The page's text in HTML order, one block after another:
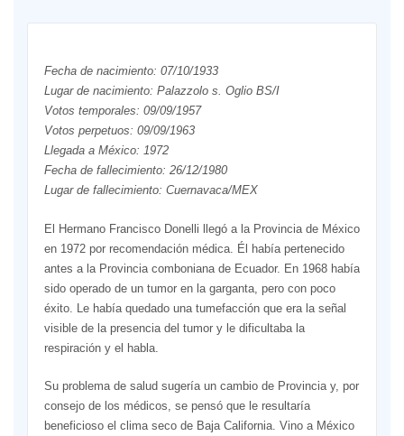
Fecha de nacimiento: 07/10/1933
Lugar de nacimiento: Palazzolo s. Oglio BS/I
Votos temporales: 09/09/1957
Votos perpetuos: 09/09/1963
Llegada a México: 1972
Fecha de fallecimiento: 26/12/1980
Lugar de fallecimiento: Cuernavaca/MEX
El Hermano Francisco Donelli llegó a la Provincia de México
en 1972 por recomendación médica. Él había pertenecido
antes a la Provincia comboniana de Ecuador. En 1968 había
sido operado de un tumor en la garganta, pero con poco
éxito. Le había quedado una tumefacción que era la señal
visible de la presencia del tumor y le dificultaba la
respiración y el habla.
Su problema de salud sugería un cambio de Provincia y, por
consejo de los médicos, se pensó que le resultaría
beneficioso el clima seco de Baja California. Vino a México